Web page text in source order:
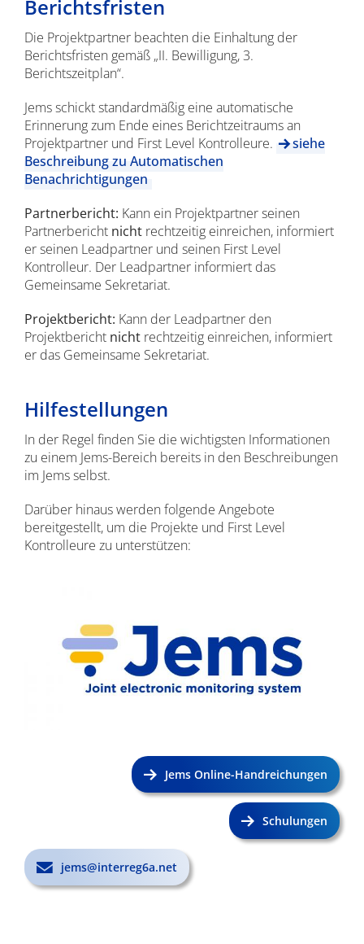
Berichtsfristen
Die Projektpartner beachten die Einhaltung der
Berichtsfristen gemäß „II. Bewilligung, 3.
Berichtszeitplan“.
Jems schickt standardmäßig eine automatische
Erinnerung zum Ende eines Berichtzeitraums an
Projektpartner und First Level Kontrolleure.
siehe
Beschreibung zu Automatischen
Benachrichtigungen
Partnerbericht: Kann ein Projektpartner seinen
Partnerbericht nichtrechtzeitig einreichen, informiert
er seinen Leadpartner und seinen First Level
Kontrolleur. Der Leadpartner informiert das
Gemeinsame Sekretariat.
Projektbericht: Kann der Leadpartner den
Projektbericht nichtrechtzeitig einreichen, informiert
er das Gemeinsame Sekretariat.
Hilfestellungen
In der Regel finden Sie die wichtigsten Informationen
zu einem Jems-Bereich bereits in den Beschreibungen
im Jems selbst.
Darüber hinaus werden folgende Angebote
bereitgestellt, um die Projekte und First Level
Kontrolleure zu unterstützen:
Jems Online-Handreichungen
Schulungen
jems@interreg6a.net